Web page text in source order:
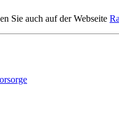
Sie auch auf der Webseite